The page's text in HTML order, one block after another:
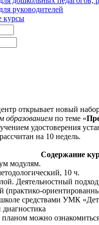
руководителей
курсы
открывает новый
образованием по теме «
удостоверения
на 10 недель.
Содержание
модулям.
10 ч.
Деятельностный
(практико-
средствами УМК
можно